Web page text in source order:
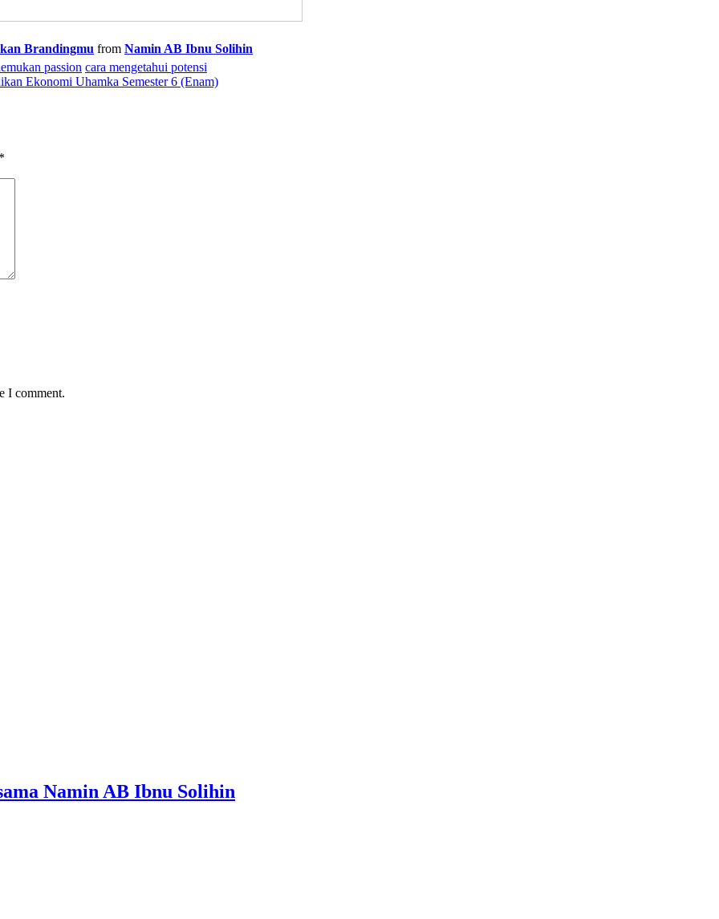
Brandingmu from Namin AB Ibnu Solihin
passion cara mengetahui potensi
Ekonomi Uhamka Semester 6 (Enam)
*
I comment.
Namin AB Ibnu Solihin